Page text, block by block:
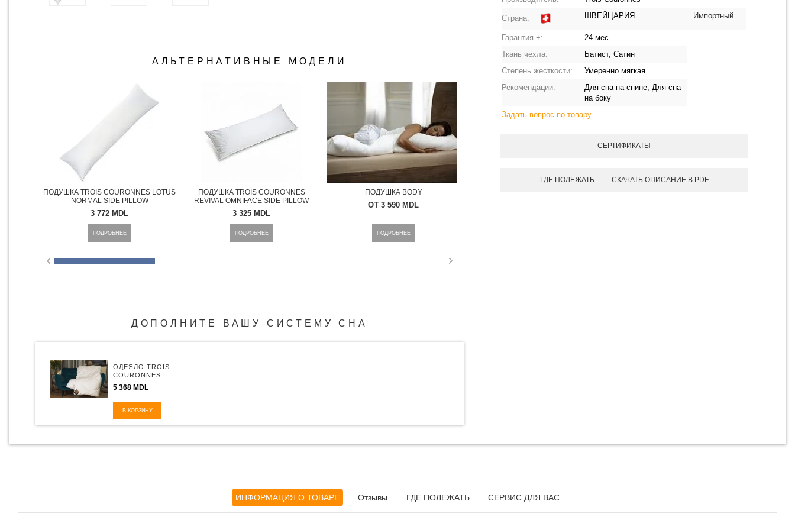
АЛЬТЕРНАТИВНЫЕ МОДЕЛИ
БЫСТРЫЙ ПРОСМОТР
ПОДУШКА TROIS COURONNES LOTUS
NORMAL SIDE PILLOW
3 772 MDL
ПОДРОБНЕЕ
БЫСТРЫЙ ПРОСМОТР
ПОДУШКА TROIS COURONNES
REVIVAL OMNIFACE SIDE PILLOW
3 325 MDL
ПОДРОБНЕЕ
БЫСТРЫЙ ПРОСМОТР
ПОДУШКА BODY
ОТ 3 590 MDL
ПОДРОБНЕЕ
ДОПОЛНИТЕ ВАШУ СИСТЕМУ СНА
ОДЕЯЛО TROIS
COURONNES
LOTUS
5 368 MDL
В КОРЗИНУ
Страна: ШВЕЙЦАРИЯ Импортный
Гарантия +:
24 мес
Ткань чехла:
Батист, Сатин
Степень жесткости:
Умеренно мягкая
Рекомендации:
Для сна на спине, Для сна
на боку
Задать вопрос по товару
СЕРТИФИКАТЫ
ГДЕ ПОЛЕЖАТЬ СКАЧАТЬ ОПИСАНИЕ В PDF
ИНФОРМАЦИЯ О ТОВАРЕ Отзывы ГДЕ ПОЛЕЖАТЬ СЕРВИС ДЛЯ ВАС